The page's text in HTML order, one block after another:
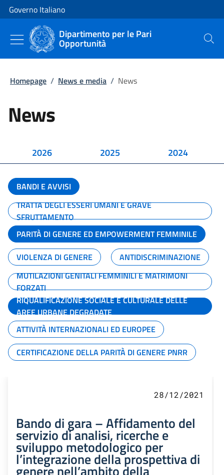
Vai al contenuto
Vai alla navigazione del sito
Governo Italiano
Dipartimento per le Pari
Opportunità Cerca
Homepage / News e media / News
News
2026 2025 2024
BANDI E AVVISI
TRATTA DEGLI ESSERI UMANI E GRAVE
SFRUTTAMENTO
PARITÀ DI GENERE ED EMPOWERMENT FEMMINILE
VIOLENZA DI GENERE
ANTIDISCRIMINAZIONE
MUTILAZIONI GENITALI FEMMINILI E MATRIMONI
FORZATI
RIQUALIFICAZIONE SOCIALE E CULTURALE DELLE
AREE URBANE DEGRADATE
ATTIVITÀ INTERNAZIONALI ED EUROPEE
CERTIFICAZIONE DELLA PARITÀ DI GENERE PNRR
28/12/2021
Bando di gara – Affidamento del
servizio di analisi, ricerche e
sviluppo metodologico per
l’integrazione della prospettiva di
genere nell’ambito della